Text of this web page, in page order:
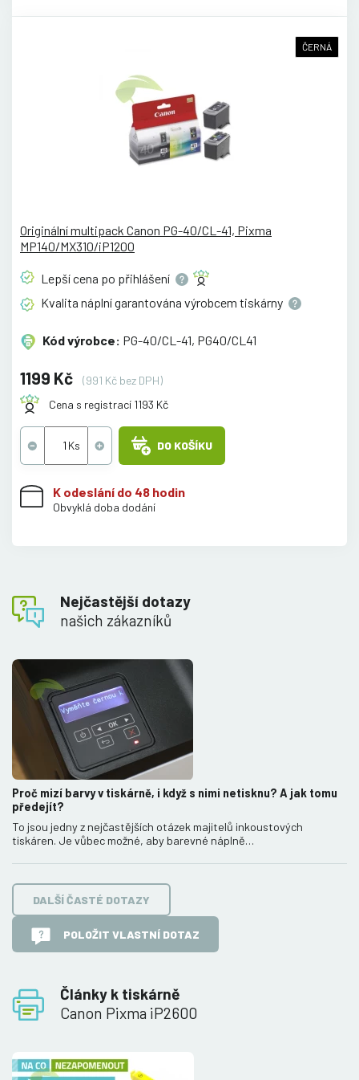
ČERNÁ
Originální multipack Canon PG-40/CL-41, Pixma
MP140/MX310/iP1200
Lepší cena po přihlášení
Kvalita náplní garantována výrobcem tiskárny
Kód výrobce: PG-40/CL-41, PG40/CL41
1199 Kč
(991 Kč bez DPH)
Cena s registrací 1193 Kč
DO KOŠÍKU
K odeslání do 48 hodin
Obvyklá doba dodání
Nejčastější dotazy
našich zákazníků
Články k tiskárně
Canon Pixma iP2600
Proč mizí barvy v tiskárně, i když s nimi netisknu? A jak tomu
předejít?
To jsou jedny z nejčastějších otázek majitelů inkoustových
tiskáren. Je vůbec možné, aby barevné náplně…
DALŠÍ ČASTÉ DOTAZY
POLOŽIT VLASTNÍ DOTAZ